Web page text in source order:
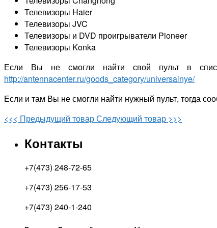
Телевизоры Haier
Телевизоры JVC
Телевизоры и DVD проигрыватели Pioneer
Телевизоры Konka
Если Вы не смогли найти свой пульт в
http://antennacenter.ru/goods_category/universalnye/
Если и там Вы не смогли найти нужный пульт, тогда
<<< Предыдущий товарСледующий товар >>>
Контакты
+7(473) 248-72-65
+7(473) 256-17-53
+7(473) 240-1-240